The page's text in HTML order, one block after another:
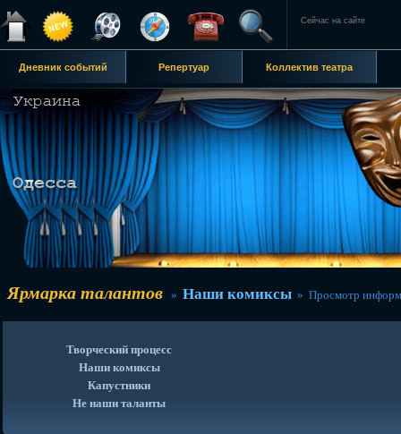
Сейчас на сайте
Дневник событий Репертуар Коллектив театра
Ярмарка талантов » Наши комиксы » Просмотр
Творческий процесс
Наши комиксы
Капустники
Не наши таланты